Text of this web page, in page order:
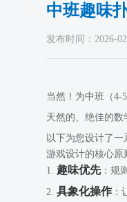
中班趣味
发布时间：2026-
当然！为中班（4-
天然的、绝佳的数
以下为您设计了
游戏设计的核心原
1. 趣味优先：规
2.具象化操作 ：